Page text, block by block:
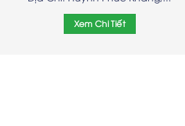
Xem Chi Tiết